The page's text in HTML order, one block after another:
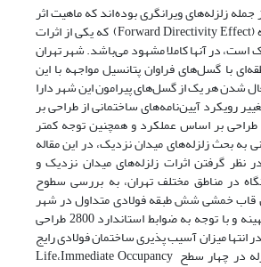
زلزله‌های ویرانگری بوده‌اند که ماهیت اثر
(
Forward Directivity Effect) که یکی از اثرات
است، در آنها کاملا مشهود می‌باشد. شهر تهران
با گسل‌های فراوان پتانسیل مواجهه با این
شدن هر یک از گسل‌های پیرامون این شهر دارا
رویکرد آیین‌نامه‌های ساختمانی از طراحی بر
بر اساس عملکرد و همچنین توجه کمتر
به بحث زلزله‌های میدان نزدیک، در این مقاله
گرفتن اثرات زلزله‌های میدان نزدیک و
در مناطق مختلف تهران، به بررسی سطوح
قاب خمشی شش طبقه فولادی متداول در شهر
تهران که به صورت بهینه و با توجه به ضوابط استاندارد 2800 طراحی
میزان آسیب پذیری ساختمان فولادی رایج
در چهار سطح Immediate Occupancy،Life